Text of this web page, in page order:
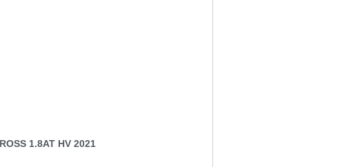
1.8AT HV 2021